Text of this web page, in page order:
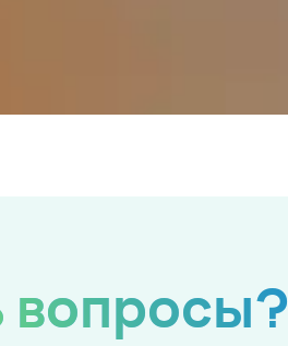
вопросы?